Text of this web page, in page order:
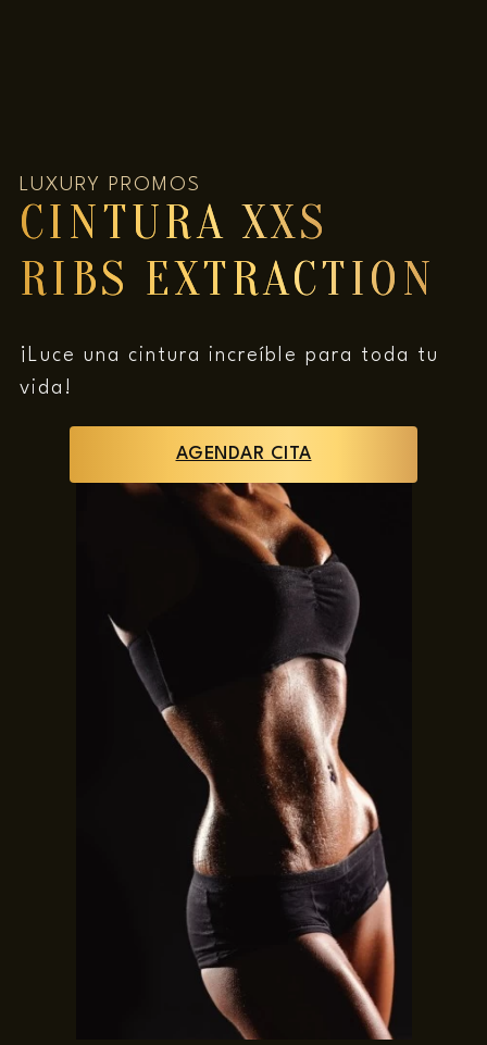
LUXURY PROMOS
CINTURA XXS
RIBS EXTRACTION
¡Luce una cintura increíble para toda tu
vida!
AGENDAR CITA